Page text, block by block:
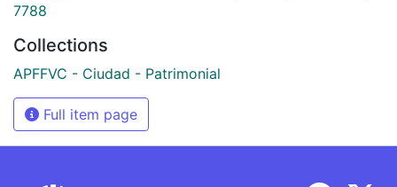
7788
Collections
APFFVC - Ciudad - Patrimonial
Full item page